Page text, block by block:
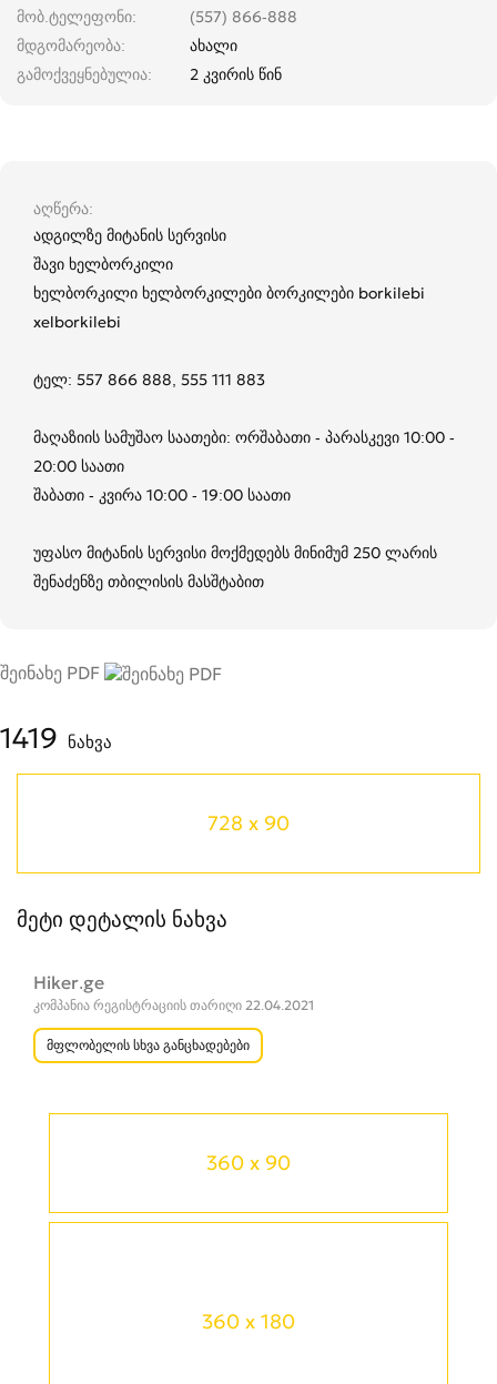
360 x 90
360 x 180
მობ.ტელეფონი
(557) 866-888
მდგომარეობა
ახალი
გამოქვეყნებულია
2 კვირის წინ
აღწერა
ადგილზე მიტანის სერვისი
შავი ხელბორკილი
ხელბორკილი ხელბორკილები ბორკილები borkilebi
xelborkilebi
ტელ: 557 866 888, 555 111 883
მაღაზიის სამუშაო საათები: ორშაბათი - პარასკევი 10:00 -
20:00 საათი
შაბათი - კვირა 10:00 - 19:00 საათი
უფასო მიტანის სერვისი მოქმედებს მინიმუმ 250 ლარის
შენაძენზე თბილისის მასშტაბით
შეინახე PDF
1419 ნახვა
728 x 90
მეტი დეტალის ნახვა
Hiker.ge
კომპანია რეგისტრაციის თარიღი 22.04.2021
მფლობელის სხვა განცხადებები